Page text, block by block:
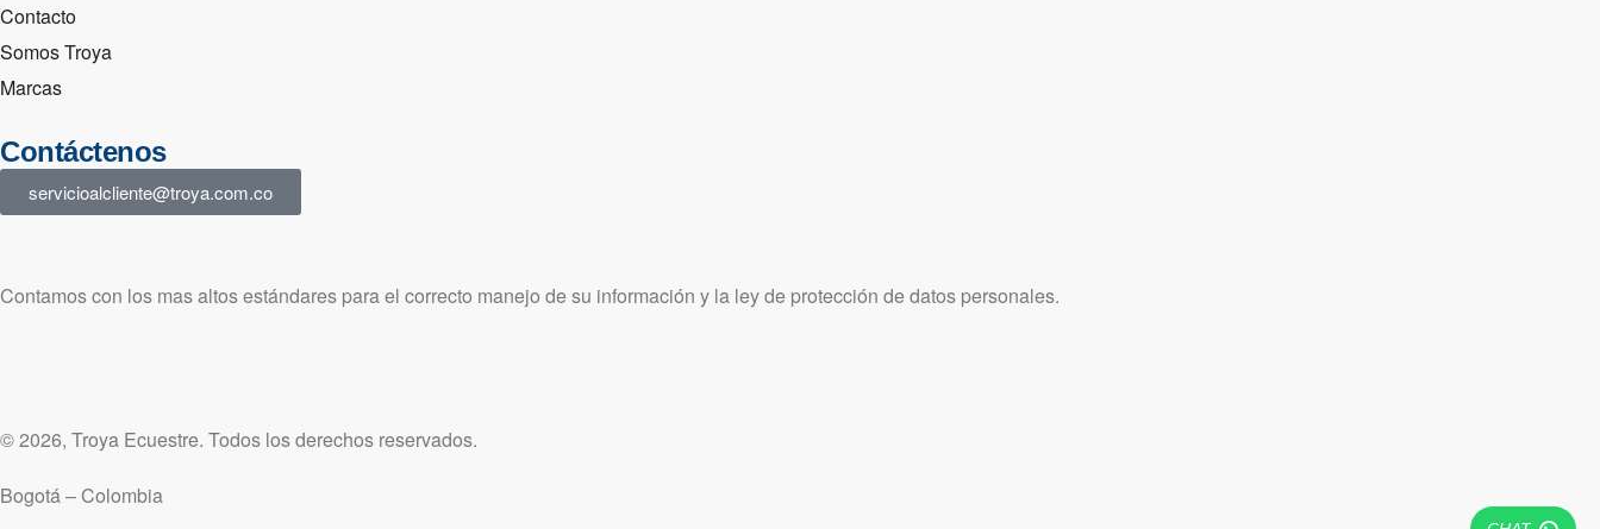
Contacto
Somos Troya
Marcas
Contáctenos
servicioalcliente@troya.com.co
Contamos con los mas altos estándares para el correcto manejo de su información y la ley de protección de datos personales.
© 2026, Troya Ecuestre. Todos los derechos reservados.
Bogotá – Colombia